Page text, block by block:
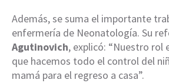
Además, se suma el importante
enfermería de Neonatología. Su
Agutinovich, explicó: “Nuestro rol
que hacemos todo el control del
mamá para el regreso a casa”.